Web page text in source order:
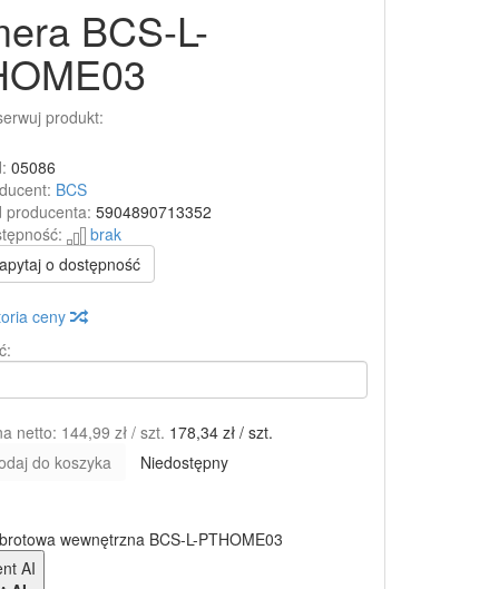
BCS-L-
produkt:
05086
BCS
producenta: 5904890713352
brak
o dostępność
ceny
netto: 144,99 zł / szt. 178,34 zł / szt.
do koszyka
Niedostępny
wewnętrzna BCS-L-PTHOME03